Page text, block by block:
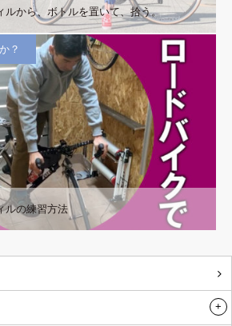
ルから、ボトルを置いて、拾う。
？
ルの練習方法